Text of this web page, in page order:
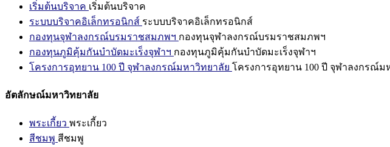
เริ่มต้นบริจาค เริ่มต้นบริจาค
ระบบบริจาคอิเล็กทรอนิกส์ ระบบบริจาคอิเล็กทรอนิกส์
กองทุนจุฬาลงกรณ์บรมราชสมภพฯ กองทุนจุฬาลงกรณ์บรมราชสมภพฯ
กองทุนภูมิคุ้มกันบำบัดมะเร็งจุฬาฯ กองทุนภูมิคุ้มกันบำบัดมะเร็งจุฬาฯ
โครงการอุทยาน 100 ปี จุฬาลงกรณ์มหาวิทยาลัย โครงการอุทยาน 100 ปี จุฬาลงกรณ์ม
อัตลักษณ์มหาวิทยาลัย
พระเกี้ยว พระเกี้ยว
สีชมพู สีชมพู